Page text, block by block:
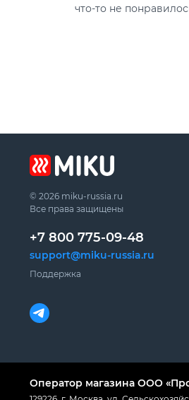
что-то не
© 2026 miku-russia.ru
Все права защищены
+7 800 775-09-48
support@miku-russia.ru
Поддержка
Оператор магазина ООО